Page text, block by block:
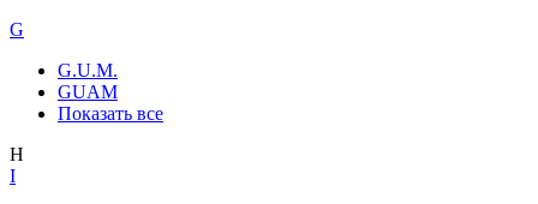
G
G.U.M.
GUAM
Показать все
H
I